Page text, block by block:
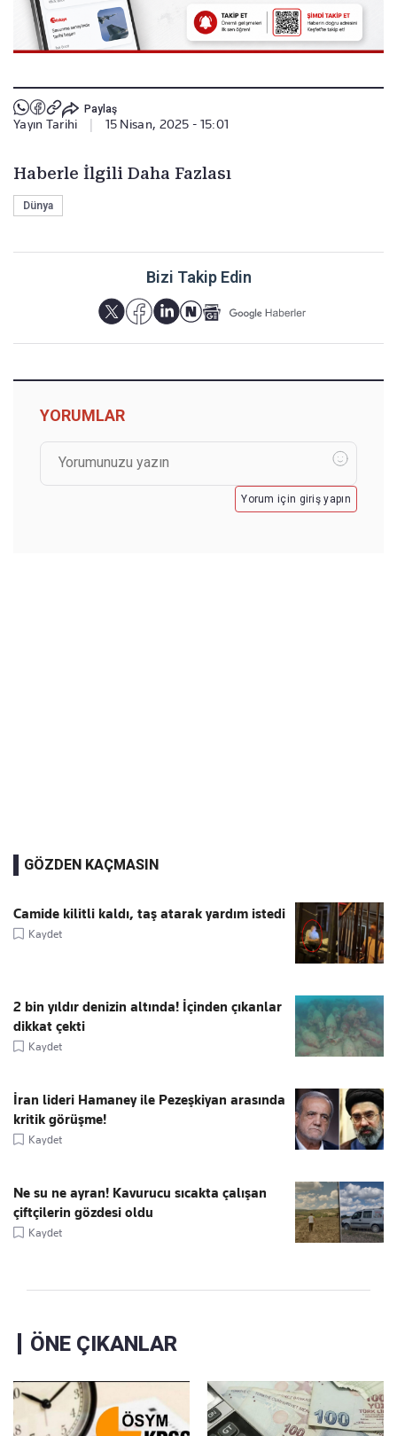
Paylaş
Yayın Tarihi 15 Nisan, 2025 - 15:01
Haberle İlgili Daha Fazlası
Dünya
Bizi Takip Edin
YORUMLAR
Yorum için giriş yapın
GÖZDEN KAÇMASIN
Camide kilitli kaldı, taş atarak yardım istedi
Kaydet
2 bin yıldır denizin altında! İçinden çıkanlar
dikkat çekti
Kaydet
İran lideri Hamaney ile Pezeşkiyan arasında
kritik görüşme!
Kaydet
Ne su ne ayran! Kavurucu sıcakta çalışan
çiftçilerin gözdesi oldu
Kaydet
ÖNE ÇIKANLAR